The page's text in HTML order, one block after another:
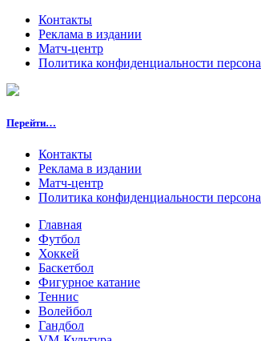
Контакты
Реклама в издании
Матч-центр
Политика конфиденциальности
Перейти…
Контакты
Реклама в издании
Матч-центр
Политика конфиденциальности
Главная
Футбол
Хоккей
Баскетбол
Фигурное катание
Теннис
Волейбол
Гандбол